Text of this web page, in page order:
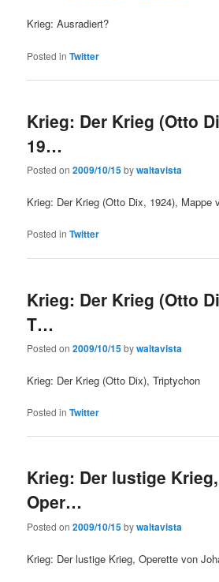
Krieg: Ausradiert?
Posted in Twitter
Krieg: Der Krieg (Otto
19…
Posted on2009/10/15bywaltavista
Krieg: Der Krieg (Otto Dix, 1924), Mappe
Posted in Twitter
Krieg: Der Krieg (Otto
T…
Posted on2009/10/15bywaltavista
Krieg: Der Krieg (Otto Dix), Triptychon
Posted in Twitter
Krieg: Der lustige Krieg,
Oper…
Posted on2009/10/15bywaltavista
Krieg: Der lustige Krieg, Operette von